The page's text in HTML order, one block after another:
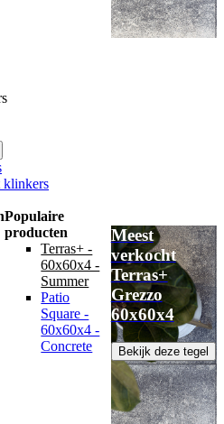
klinkers
Populaire
producten
Terras+ -
60x60x4 -
Summer
Patio
Square -
60x60x4 -
Concrete
Meest
verkocht
Terras+
Grezzo
60x60x4
Bekijk deze tegel